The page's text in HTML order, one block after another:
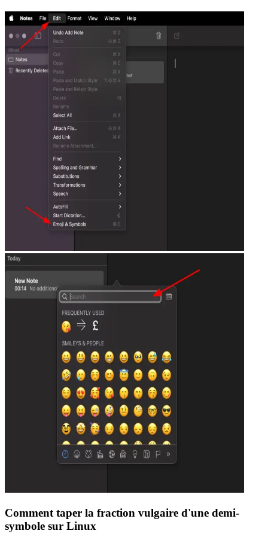
Comment taper la fraction vulgaire d'une demi-
symbole sur Linux